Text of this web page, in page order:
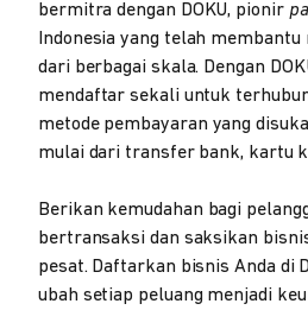
bermitra dengan DOKU, pionir
Indonesia yang telah
dari berbagai skala. Dengan
mendaftar sekali untuk
metode pembayaran yang
mulai dari transfer bank, kartu
Berikan kemudahan bagi
bertransaksi dan saksikan
pesat. Daftarkan bisnis Anda di
ubah setiap peluang menjadi